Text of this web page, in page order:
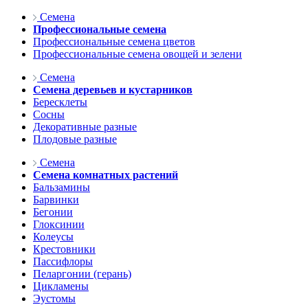
Семена
Профессиональные семена
Профессиональные семена цветов
Профессиональные семена овощей и зелени
Семена
Семена деревьев и кустарников
Бересклеты
Сосны
Декоративные разные
Плодовые разные
Семена
Семена комнатных растений
Бальзамины
Барвинки
Бегонии
Глоксинии
Колеусы
Крестовники
Пассифлоры
Пеларгонии (герань)
Цикламены
Эустомы